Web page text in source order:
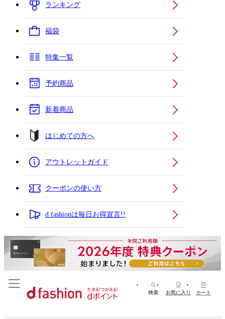
ランキング
福袋
特集一覧
予約商品
新着商品
はじめての方へ
アウトレットガイド
クーポンの使い方
d fashionは毎日お得宣言!!
検索 お気に入り カート